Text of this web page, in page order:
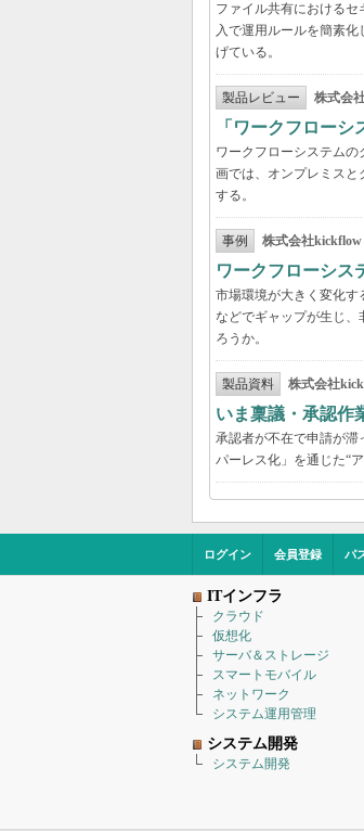
ファイル共有におけるセ
入で運用ルールを簡素
げている。
製品レビュー 株式会
「ワークフロー
ワークフローシステム
画では、オンプレミス
する。
事例 株式会社kickflow
ワークフローシス
市場環境が大きく変化
などでギャップが生じ
ろうか。
製品資料 株式会社
いま稟議・承認作
承認者が不在で申請が滞
パーレス化」を通じた“
ログイン 会員登録 パ
ITインフラ
クラウド
仮想化
サーバ＆ストレージ
スマートモバイル
ネットワーク
システム運用管理
システム開発
システム開発